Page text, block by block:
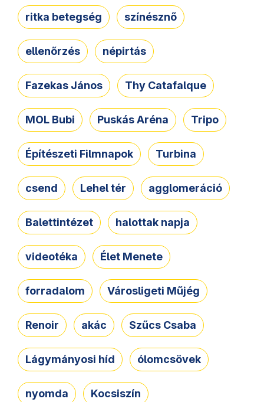
ritka betegség színésznő
ellenőrzés népirtás
Fazekas János Thy Catafalque
MOL Bubi Puskás Aréna Tripo
Építészeti Filmnapok Turbina
csend Lehel tér agglomeráció
Balettintézet halottak napja
videotéka Élet Menete
forradalom Városligeti Műjég
Renoir akác Szűcs Csaba
Lágymányosi híd ólomcsövek
nyomda Kocsiszín